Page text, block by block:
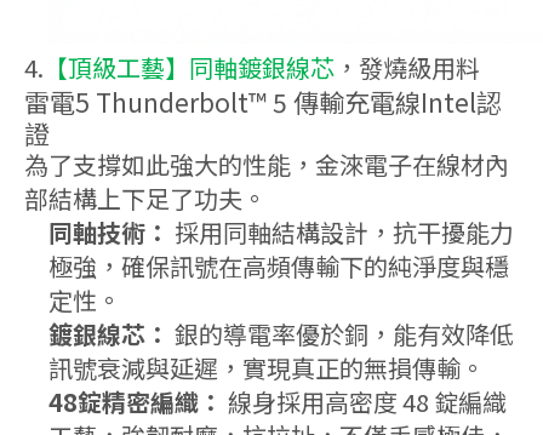
4. 【頂級工藝】同軸鍍銀線芯 ，發燒級用料
雷電5 Thunderbolt™ 5 傳輸充電線Intel認
證
為了支撐如此強大的性能，金淶電子在線材內
部結構上下足了功夫。
同軸技術： 採用同軸結構設計，抗干擾能力
極強，確保訊號在高頻傳輸下的純淨度與穩
定性。
鍍銀線芯： 銀的導電率優於銅，能有效降低
訊號衰減與延遲，實現真正的無損傳輸。
48錠精密編織： 線身採用高密度 48 錠編織